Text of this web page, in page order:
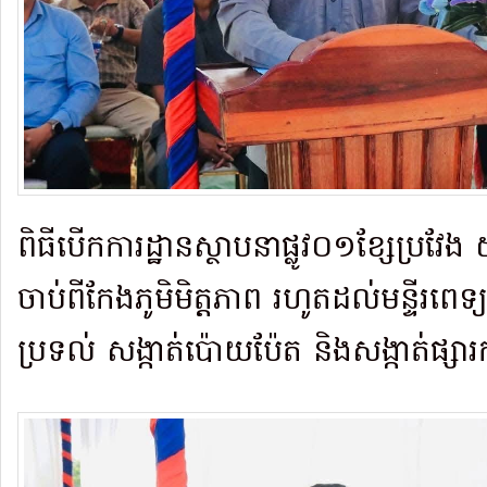
ពិធីបើកការដ្ឋានស្ថាបនាផ្លូវ០១ខ្សែប្រវែ
ចាប់ពីកែងភូមិមិត្តភាព រហូតដល់មន្ទីរពេទ្
ប្រទល់ សង្កាត់ប៉ោយប៉ែត និងសង្កាត់ផ្សា